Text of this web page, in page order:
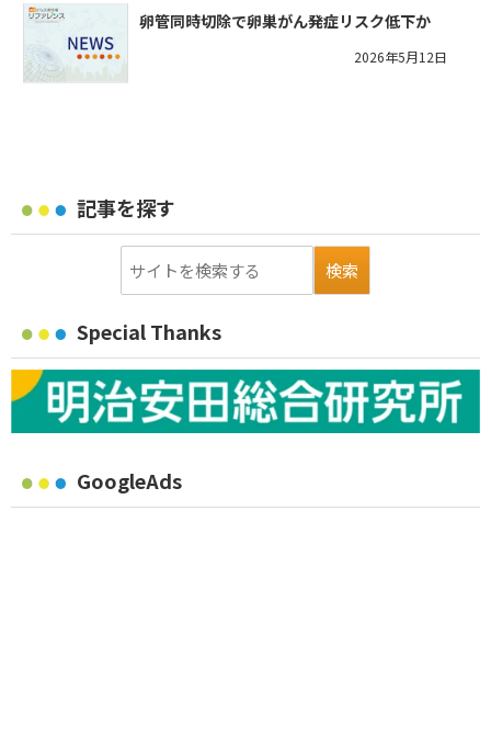
卵管同時切除で卵巣がん発症リスク低下か
2026年5月12日
記事を探す
Special Thanks
GoogleAds